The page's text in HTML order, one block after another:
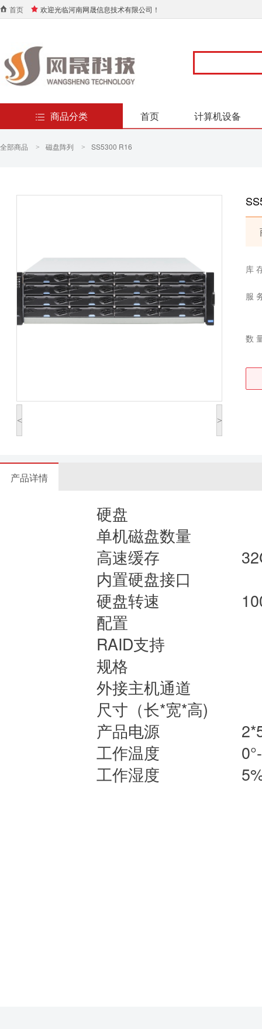
首页 欢迎光临河南网晟信息技术有限公司！
商品分类 首页 计算机设备
全部商品 > 磁盘阵列 > SS5300 R16
< >
库
服
数
产品详情
硬盘
单机磁盘数
高速缓存
内置硬盘接
硬盘转速
配置
RAID支持
规格
外接主机通
尺寸（长*宽*
产品电源
工作温度
工作湿度